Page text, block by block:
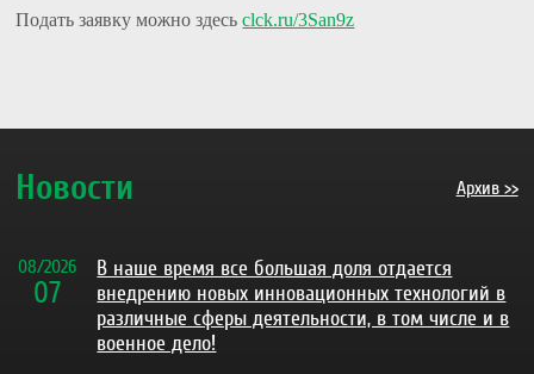
Подать заявку можно здесьclck.ru/3San9z
Новости Архив >>
07
08/2026
В наше время все большая доля отдается
внедрению новых инновационных технологий в
различные сферы деятельности, в том числе и в
военное дело!